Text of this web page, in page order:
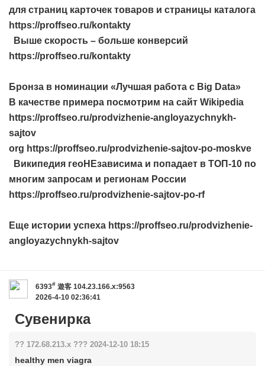
для страниц карточек товаров и страницы каталога
https://proffseo.ru/kontakty
Выше скорость – больше конверсий
https://proffseo.ru/kontakty
Бронза в номинации «Лучшая работа с Big Data»
В качестве примера посмотрим на сайт Wikipedia
https://proffseo.ru/prodvizhenie-angloyazychnykh-
sajtov
org https://proffseo.ru/prodvizhenie-sajtov-po-moskve
Википедия геоНЕзависима и попадает в ТОП-10 по
многим запросам и регионам России
https://proffseo.ru/prodvizhenie-sajtov-po-rf
Еще истории успеха https://proffseo.ru/prodvizhenie-
angloyazychnykh-sajtov
6393# 遊客 104.23.166.x:9563
2026-4-10 02:36:41
Сувенирка
?? 172.68.213.x ??? 2024-12-10 18:15
healthy men viagra